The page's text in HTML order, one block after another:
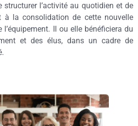
structurer l’activité au quotidien et de
à la consolidation de cette nouvelle
Il ou elle bénéficiera du
et des élus, dans un cadre de